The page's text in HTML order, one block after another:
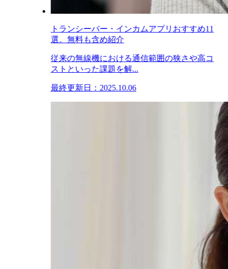
トランシーバー・インカムアプリおすすめ11
選。無料も含め紹介
従来の無線機における通信範囲の狭さや高コ
ストといった課題を解...
最終更新日：2025.10.06